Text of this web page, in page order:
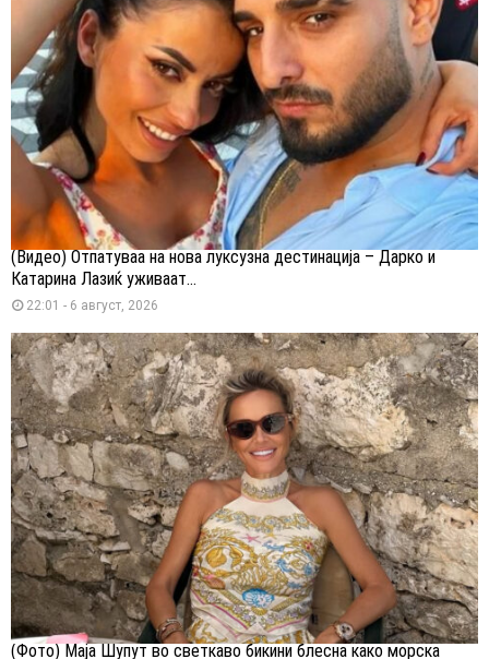
(Видео) Отпатуваа на нова луксузна дестинација – Дарко и
Катарина Лазиќ уживаат...
22:01 - 6 август, 2026
(Фото) Маја Шупут во светкаво бикини блесна како морска